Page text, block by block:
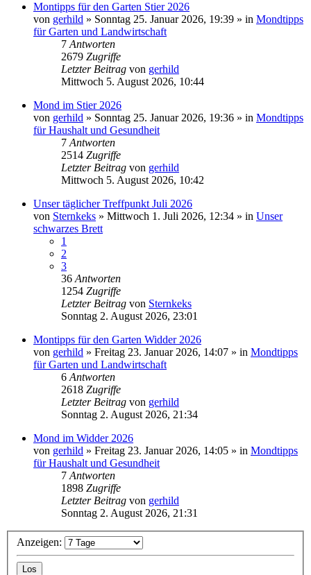
Montipps für den Garten Stier 2026
von gerhild » Sonntag 25. Januar 2026, 19:39 » in Mondtipps
für Garten und Landwirtschaft
7 Antworten
2679 Zugriffe
Letzter Beitrag von gerhild
Mittwoch 5. August 2026, 10:44
Mond im Stier 2026
von gerhild » Sonntag 25. Januar 2026, 19:36 » in Mondtipps
für Haushalt und Gesundheit
7 Antworten
2514 Zugriffe
Letzter Beitrag von gerhild
Mittwoch 5. August 2026, 10:42
Unser täglicher Treffpunkt Juli 2026
von Sternkeks » Mittwoch 1. Juli 2026, 12:34 » in Unser
schwarzes Brett
1
2
3
36 Antworten
1254 Zugriffe
Letzter Beitrag von Sternkeks
Sonntag 2. August 2026, 23:01
Montipps für den Garten Widder 2026
von gerhild » Freitag 23. Januar 2026, 14:07 » in Mondtipps
für Garten und Landwirtschaft
6 Antworten
2618 Zugriffe
Letzter Beitrag von gerhild
Sonntag 2. August 2026, 21:34
Mond im Widder 2026
von gerhild » Freitag 23. Januar 2026, 14:05 » in Mondtipps
für Haushalt und Gesundheit
7 Antworten
1898 Zugriffe
Letzter Beitrag von gerhild
Sonntag 2. August 2026, 21:31
Anzeigen: